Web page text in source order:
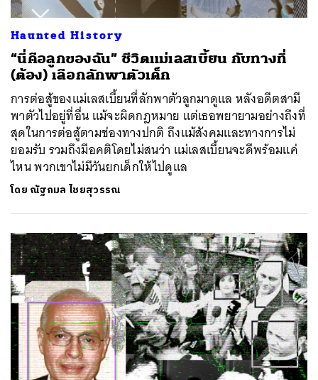
Haunted History
“นี่คือลูกของฉัน” ชีวิตแม่เลสเบี้ยน กับทางที่
(ต้อง) เลือกลักพาตัวเด็ก
การต่อสู้ของแม่เลสเบี้ยนที่ลักพาตัวลูกมาดูแล หลังอดีตสามี
พาตัวไปอยู่ที่อื่น แม้จะผิดกฎหมาย แต่เธอพยายามอย่างถึงที่
สุดในการต่อสู้ตามช่องทางปกติ ถึงแม้สังคมและทางการไม่
ยอมรับ รวมถึงมีอคติโดยไม่สนว่า แม่เลสเบี้ยนจะดีพร้อมแค่
ไหน พวกเขาไม่มีวันยกเด็กให้ไปดูแล
โดย ณัฐกมล ไชยสุวรรณ